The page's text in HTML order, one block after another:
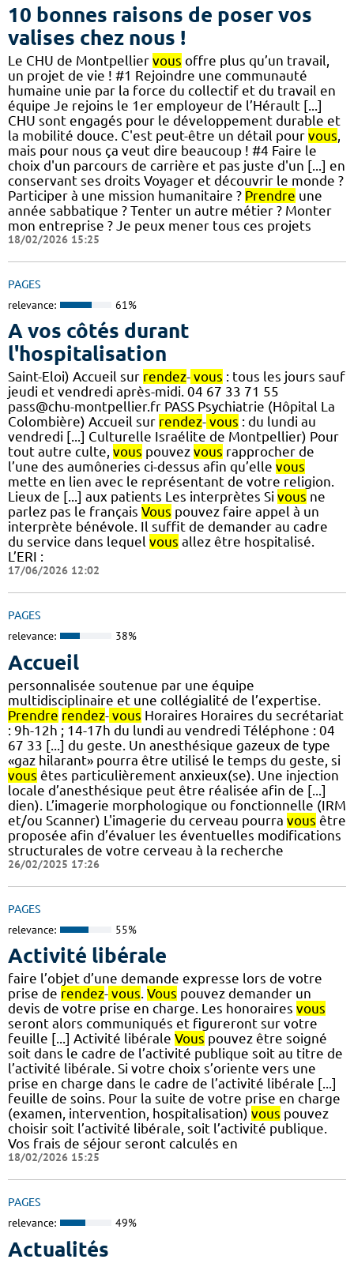
10 bonnes raisons de poser vos
valises chez nous !
Le CHU de Montpellier vous offre plus qu’un travail,
un projet de vie ! #1 Rejoindre une communauté
humaine unie par la force du collectif et du travail en
équipe Je rejoins le 1er employeur de l’Hérault [...]
CHU sont engagés pour le développement durable et
la mobilité douce. C'est peut-être un détail pour vous,
mais pour nous ça veut dire beaucoup ! #4 Faire le
choix d'un parcours de carrière et pas juste d'un [...] en
conservant ses droits Voyager et découvrir le monde ?
Participer à une mission humanitaire ? Prendre une
année sabbatique ? Tenter un autre métier ? Monter
mon entreprise ? Je peux mener tous ces projets
18/02/2026 15:25
PAGES
relevance: 61%
A vos côtés durant
l'hospitalisation
Saint-Eloi) Accueil sur rendez- vous : tous les jours sauf
jeudi et vendredi après-midi. 04 67 33 71 55
pass@chu-montpellier.fr PASS Psychiatrie (Hôpital La
Colombière) Accueil sur rendez- vous : du lundi au
vendredi [...] Culturelle Israélite de Montpellier) Pour
tout autre culte, vous pouvez vous rapprocher de
l’une des aumôneries ci-dessus afin qu’elle vous
mette en lien avec le représentant de votre religion.
Lieux de [...] aux patients Les interprètes Si vous ne
parlez pas le français Vous pouvez faire appel à un
interprète bénévole. Il suffit de demander au cadre
du service dans lequel vous allez être hospitalisé.
L’ERI :
17/06/2026 12:02
PAGES
relevance: 38%
Accueil
personnalisée soutenue par une équipe
multidisciplinaire et une collégialité de l’expertise.
Prendre rendez- vous Horaires Horaires du secrétariat
: 9h-12h ; 14-17h du lundi au vendredi Téléphone : 04
67 33 [...] du geste. Un anesthésique gazeux de type
«gaz hilarant» pourra être utilisé le temps du geste, si
vous êtes particulièrement anxieux(se). Une injection
locale d’anesthésique peut être réalisée afin de [...]
dien). L’imagerie morphologique ou fonctionnelle (IRM
et/ou Scanner) L'imagerie du cerveau pourra vous être
proposée afin d’évaluer les éventuelles modifications
structurales de votre cerveau à la recherche
26/02/2025 17:26
PAGES
relevance: 55%
Activité libérale
faire l’objet d’une demande expresse lors de votre
prise de rendez- vous. Vous pouvez demander un
devis de votre prise en charge. Les honoraires vous
seront alors communiqués et figureront sur votre
feuille [...] Activité libérale Vous pouvez être soigné
soit dans le cadre de l’activité publique soit au titre de
l’activité libérale. Si votre choix s’oriente vers une
prise en charge dans le cadre de l’activité libérale [...]
feuille de soins. Pour la suite de votre prise en charge
(examen, intervention, hospitalisation) vous pouvez
choisir soit l’activité libérale, soit l’activité publique.
Vos frais de séjour seront calculés en
18/02/2026 15:25
PAGES
relevance: 49%
Actualités